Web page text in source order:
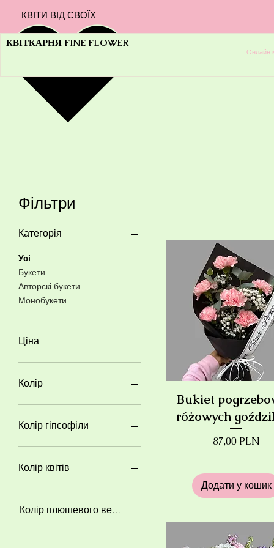
КВІТИ ВІД СВОЇХ
КВІТКАРНЯ FINE FLOWER
Онлайн
Фільтри
Категорія
Усі
Букети
Авторскі букети
Монобукети
Ціна
13 PLN
Колір
Колір гіпсофіли
Колір квітів
Колір плюшевого ведмедика
Bukiet
różowych
Ціна
87,00 PLN
Додати у кошик